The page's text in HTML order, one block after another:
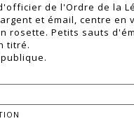
de l'Ordre de la
et émail, centre en
rosette. Petits sauts
titré.